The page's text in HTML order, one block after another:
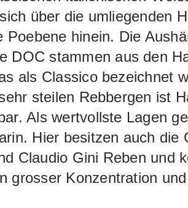
Der Maciete
Sauvignon-Weinen
über die umliegenden
Poebene hinein. Die
DOC stammen aus den
als Classico bezeichnet
steilen Rebbergen ist
Als wertvollste Lagen
Hier besitzen auch die
Claudio Gini Reben und
grosser Konzentration